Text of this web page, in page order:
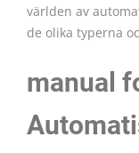
världen av
de olika typerna
manual